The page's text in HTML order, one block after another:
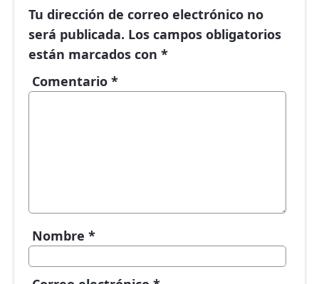
Tu dirección de correo electrónico no
será publicada. Los campos obligatorios
están marcados con *
Comentario *
Nombre *